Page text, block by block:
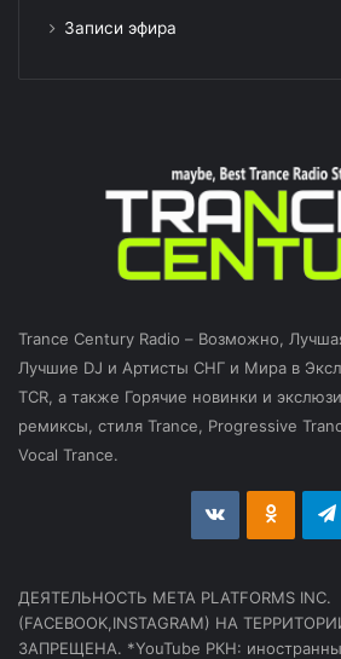
Записи эфира
Trance Century Radio – Возможно,
Лучшие DJ и Артисты СНГ и Мира в
TCR, а также Горячие новинки и
ремиксы, стиля Trance, Progressive
Vocal Trance.
vk.com
ДЕЯТЕЛЬНОСТЬ МЕТА PLATFORMS INC.
(FACEBOOK,INSTAGRAM) НА
ЗАПРЕЩЕНА. *YouTube РКН: